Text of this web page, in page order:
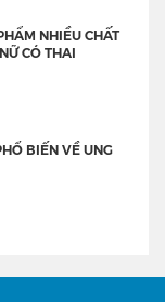
NHIỀU CHẤT
CÓ THAI
BIẾN VỀ UNG